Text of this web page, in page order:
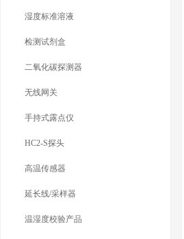
湿度标准溶液
检测试剂盒
二氧化碳探测器
无线网关
手持式露点仪
HC2-S探头
高温传感器
延长线/采样器
温湿度校验产品